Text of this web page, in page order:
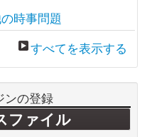
時事問題
すべてを表示する
ンの登録
ファイル